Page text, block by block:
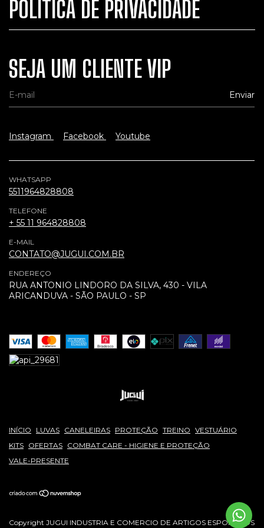
POLÍTICA DE PRIVACIDADE
SEJA UM CLIENTE VIP
Instagram Facebook Youtube
WHATSAPP
5511964828808
TELEFONE
+ 55 11 964828808
E-MAIL
CONTATO@JUGUI.COM.BR
ENDEREÇO
RUA ANTONIO LINDORO DA SILVA, 430 - VILA
ARICANDUVA - SÃO PAULO - SP
INÍCIO LUVAS CANELEIRAS PROTEÇÃO TREINO VESTUÁRIO
KITS OFERTAS COMBAT CARE - HIGIENE E PROTEÇÃO
VALE-PRESENTE
Copyright JUGUI INDUSTRIA E COMERCIO DE ARTIGOS ESPORTIVOS